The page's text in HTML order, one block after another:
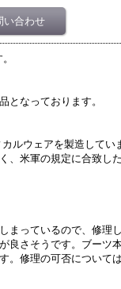
い合わせ
となっております。
ルウェアを製造してい
米軍の規定に合致し
っているので、修理
さそうです。ブーツ
修理の可否について